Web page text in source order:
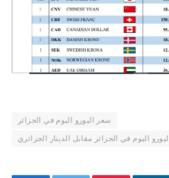
سعر اليورو اليوم في الجزائر
اليوم في الجزائر مقابل الدينار الجزائري